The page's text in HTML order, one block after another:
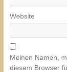
Website
Meinen Namen,
diesem Browser